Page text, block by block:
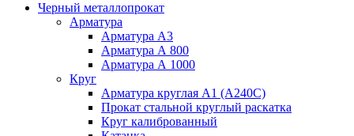
Черный металлопрокат
Арматура
Арматура А3
Арматура А 800
Арматура А 1000
Круг
Арматура круглая А1 (А240C)
Прокат стальной круглый раскатка
Круг калиброванный